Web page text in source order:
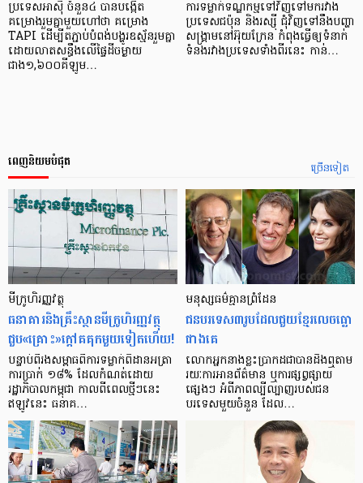
ប្រទេសអាស៊ី ចំនួន៤ បានបង្កើត
គម្រោងរួមគ្នាមួយហៅថា គម្រោង
TAPI ដើម្បីតភ្ជាប់បំពង់បង្ហូរឧស្ម័នរួមគ្នា
ដោយលាតសន្ធឹងលើផ្ទៃដីចម្ងាយ
ជាង១,៦០០គីឡូម…
ការទម្លាក់ទណ្ឌកម្មទៅវិញទៅមករវាង
ប្រទេសជប៉ុន និងរស្ស៊ី ជុំវិញទៅនឹងបញ្ហា
សង្គ្រាមនៅអ៊ុយក្រែន កំពុងធ្វើឲ្យទំនាក់
ទំនងរវាងប្រទេសទាំងពីរនេះ កាន់…
ច្រើនទៀត
ពេញនិយមបំផុត
មីក្រូ​ហិរញ្ញវត្ថុ
ធនាគារ​និង​គ្រឹះស្ថាន​មីក្រូ​ហិរញ្ញវត្ថុ​
ជួប«គ្រោះ»ក្តៅ​គគុក​មួយ​ទៀត​ហើយ!
បន្ទាប់​ពី​រង​សម្ពាធ​​ពី​ការ​ទម្លាក់​ពិដាន​អត្រា​
ការ​ប្រាក់ ១៨​% ដែល​កំណត់​ដោយ​
រដ្ឋាភិបាល​កម្ពុជា កាល​ពី​ពេល​ថ្មីៗ​នេះ
ឥឡូវ​នេះ ធនាគ…
មនុស្ស​ធម៌​គ្មាន​ព្រំដែន
ជន​បរទេស​៣​រូប​ដែល​ជួយ​ខ្មែរ​លេច​ធ្លោ​
ជាង​គេ
លោកអ្នក​នាង​ខ្លះ​ប្រាកដ​ជា​បាន​​ដឹង​ឮ​តាម​
រយៈ​ការ​អាន​ព័ត៌មាន ឬ​ការ​ផ្សព្វផ្សាយ​
ផ្សេងៗ អំពី​ភាព​ល្បីល្បាញ​របស់​ជន​
បរទេស​មួយ​ចំនួន ដែល…